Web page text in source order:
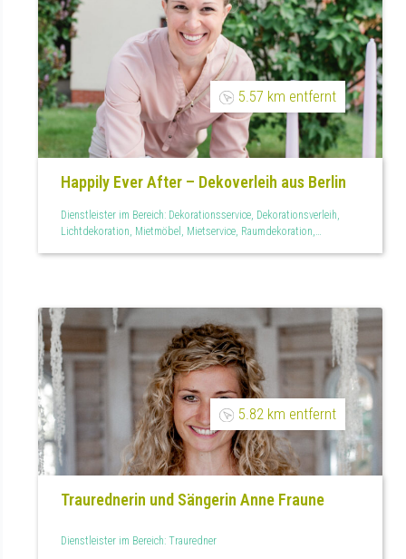
5.57 km entfernt
Happily Ever After – Dekoverleih aus Berlin
Dienstleister im Bereich: Dekorationsservice, Dekorationsverleih,
Lichtdekoration, Mietmöbel, Mietservice, Raumdekoration,
5.82 km entfernt
Traurednerin und Sängerin Anne Fraune
Dienstleister im Bereich: Trauredner